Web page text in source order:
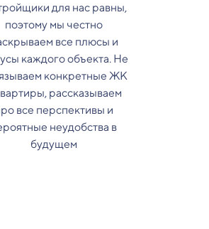
для нас равны,
поэтому мы честно
все плюсы и
каждого объекта. Не
конкретные ЖК
рассказываем
все перспективы и
неудобства в
будущем